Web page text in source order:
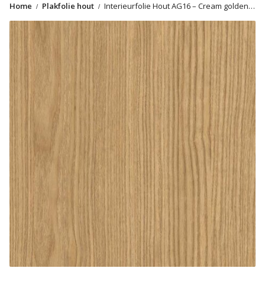
Glitter
Natuursteen
Textiel
Gereedschap
Advies
Home Plakfolie hout
Interieurfolie Hout AG16 – Cream golden
ash